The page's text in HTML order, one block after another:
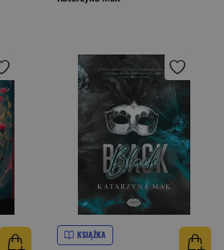
KSIĄŻKA